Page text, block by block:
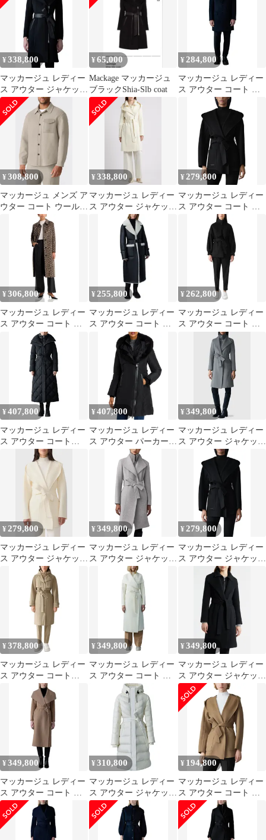
Mackage Anniasymmetric
Wool Double Face Coat
CREAM クリーム
コーヒー
Handmade Wool Double
Face Hooded Coat Black
ブラック
¥338,800
マッカージュ レディー
ス アウター ジャケッ
ト・ブルゾン ウール コ
ート Mackage ShiaSLB
2in1 Double Face Wool
Coat with Removable
¥65,000
Mackage マッカージュ
ブラックShia-Slb coat
¥ 284,800
マッカージュ レディー
ス アウター コート ウ
ール ダウン Mackage
3in1 Wool Coat with
Removable Down Liner
Navy ネイビー
¥308,800
マッカージュ メンズ ア
ウター コート ウール
シャツ Mackagemmanuel
Double Face Wool
OvershirtAUPE
MIXTAUPE トープ
¥338,800
マッカージュ レディー
ス アウター ジャケッ
ト・ブルゾン ウール コ
ート Mackage ShiaSLB
2in1 Double Face Wool
Coat with Removable Bib
¥ 279,800
マッカージュ レディー
ス アウター コート ウ
ール Mackage Paya Wool
Wrap Coat with Sash Belt
Black ブラック
¥306,800
マッカージュ レディー
ス アウター コート ウ
ール レザー Mackage
ZevaA Long Wool Coat
With Leather Trim Light
Camel Multi キャメル
¥255,800
マッカージュ レディー
ス アウター コート ダ
ウン Mackage Sabreen
Shearling Beltedown Coat
Black ブラック
¥262,800
マッカージュ レディー
ス アウター コート ウ
ール Mackage Shania
Wool Coat Black ブラッ
¥407,800
マッカージュ レディー
ス アウター コート
Mackage Laurella 2in1
Light Belted Coat Black
¥407,800
マッカージュ レディー
ス アウター パーカー・
スウェット コート ダウ
ン Mackage Kay
Hoodedown Shearling
Coat Black ブラック
¥349,800
マッカージュ レディー
ス アウター ジャケッ
ト・ブルゾン ウール コ
ート Mackage Norita
Beltedouble Face Wool
Coat with Wool Blend
¥ 279,800
マッカージュ レディー
ス アウター ジャケッ
ト・ブルゾン ウール コ
ート Mackage Paya
Belted Wool Coat Cream
クリーム
¥349,800
マッカージュ レディー
ス アウター ジャケッ
ト・ブルゾン ウール コ
ート Mackage Norita
Beltedouble Face Wool
Coat with Wool Blend
¥ 279,800
マッカージュ レディー
ス アウター ジャケッ
ト・ブルゾン ウール コ
ート Mackage Paya
Belted Wool Coat Black
ブラック
¥378,800
マッカージュ レディー
ス アウター コート
Mackage Siobhan Trench
Coat Light Camel キャメ
¥349,800
マッカージュ レディー
ス アウター コート ウ
ール Mackage Mai
Lightweight Wrap Wool
Coat Cream クリーム
¥349,800
マッカージュ レディー
ス アウター ジャケッ
ト・ブルゾン ウール コ
ート Mackage Norita
Beltedouble Face Wool
Coat with Wool Blend
BibLA
¥349,800
マッカージュ レディー
ス アウター コート ウ
ール Mackage Mai
Lightweight Wrap Wool
Coat Light Camel キャメ
¥ 310,800
マッカージュ レディー
ス アウター ジャケッ
ト・ブルゾン ジャケッ
ト Mackage Coralia
Jacket Womens Cream ク
¥ 194,800
マッカージュ レディー
ス アウター コート ウ
ール Mackage Paya Wool
Wrap Coat with Sash Belt
Otter